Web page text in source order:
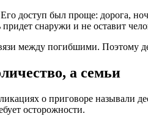
доступ был проще: дорога,
снаружи и не оставит
между погибшими. Поэтому
а семьи
о приговоре называли
осторожности.